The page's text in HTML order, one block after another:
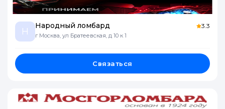
Н
Народный ломбард
г Москва, ул Братеевская, д 10 к 1
3.3
Связаться